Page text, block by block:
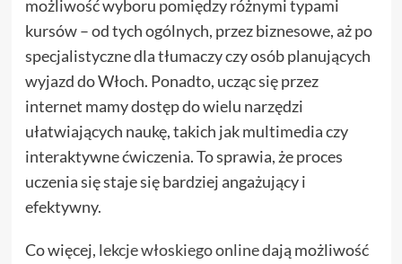
możliwość wyboru pomiędzy różnymi typami
kursów – od tych ogólnych, przez biznesowe, aż po
specjalistyczne dla tłumaczy czy osób planujących
wyjazd do Włoch. Ponadto, ucząc się przez
internet mamy dostęp do wielu narzędzi
ułatwiających naukę, takich jak multimedia czy
interaktywne ćwiczenia. To sprawia, że proces
uczenia się staje się bardziej angażujący i
efektywny.
Co więcej, lekcje włoskiego onlinedają możliwość